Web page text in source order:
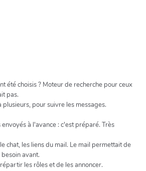
été choisis ? Moteur de recherche pour ceux
pas.
pour suivre les messages.
envoyés à l'avance : c'est préparé. Très
chat, les liens du mail. Le mail permettait de
avant.
les rôles et de les annoncer.